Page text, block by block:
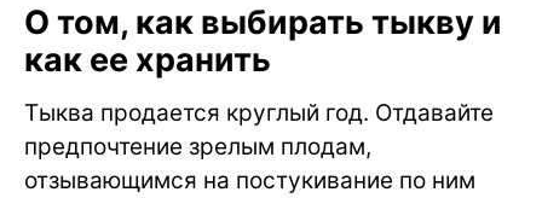
О том, как выбирать тыкву и
как ее хранить
Тыква продается круглый год. Отдавайте
предпочтение зрелым плодам,
отзывающимся на постукивание по ним